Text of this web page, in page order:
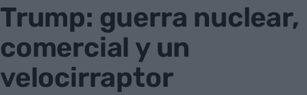
Trump: guerra nuclear,
comercial y un
velocirraptor